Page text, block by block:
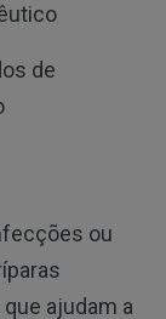
de
ou
ajudam a